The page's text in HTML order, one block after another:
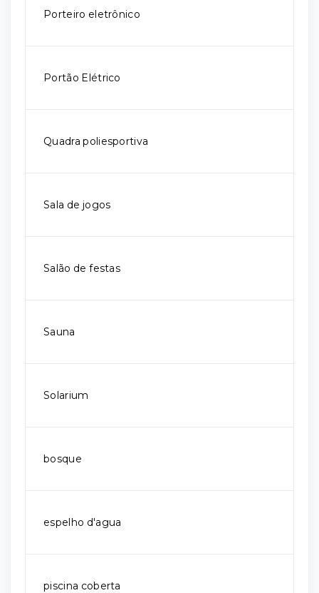
Porteiro eletrônico
Portão Elétrico
Quadra poliesportiva
Sala de jogos
Salão de festas
Sauna
Solarium
bosque
espelho d'agua
piscina coberta